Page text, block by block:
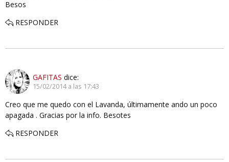
Besos
RESPONDER
GAFITAS dice:
15/02/2014 a las 17:43
Creo que me quedo con el Lavanda, últimamente ando un poco
apagada . Gracias por la info. Besotes
RESPONDER